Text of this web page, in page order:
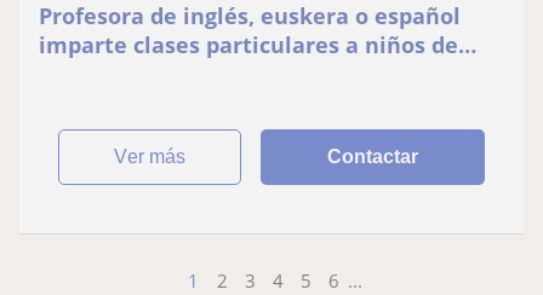
Profesora de inglés, euskera o español
imparte clases particulares a niños de
ver más Contactar
1 2 3 4 5 6 ...